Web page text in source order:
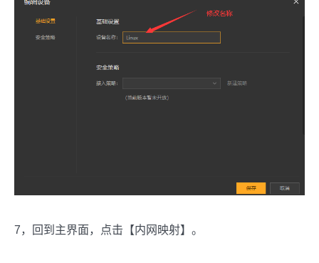
7，回到主界面，点击【内网映射】。